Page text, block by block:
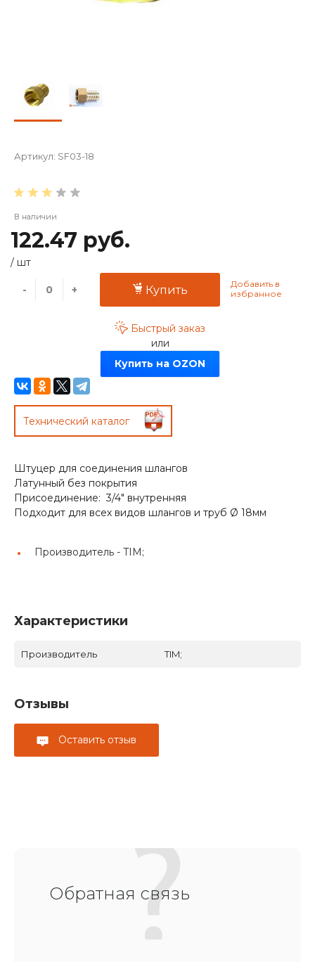
Артикул: SF03-18
В наличии
122.47 руб.
/ шт
- + Купить
Быстрый заказ
или
Купить на OZON
Технический каталог
Штуцер для соединения шлангов
Латунный без покрытия
Присоединение: 3/4" внутренняя
Подходит для всех видов шлангов и труб Ø 18мм
Производитель - TIM;
Характеристики
Производитель TIM;
Отзывы
Оставить отзыв
Обратная связь